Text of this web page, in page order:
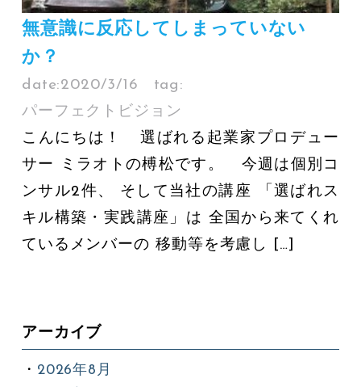
無意識に反応してしまっていない
か？
date:2020/3/16
tag:
パーフェクトビジョン
こんにちは！ 選ばれる起業家プロデュー
サー ミラオトの榑松です。 今週は個別コ
ンサル2件、 そして当社の講座 「選ばれス
キル構築・実践講座」は 全国から来てくれ
ているメンバーの 移動等を考慮し […]
アーカイブ
2026年8月